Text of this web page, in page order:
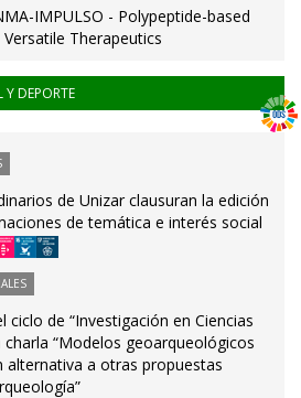
IMPULSO - Polypeptide-based
Therapeutics
DEPORTE
de Unizar clausuran la edición
de temática e interés social
ciclo de “Investigación en Ciencias
charla “Modelos geoarqueológicos
a otras propuestas